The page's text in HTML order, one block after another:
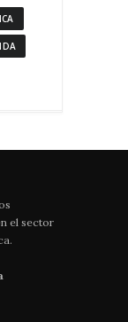
el sector